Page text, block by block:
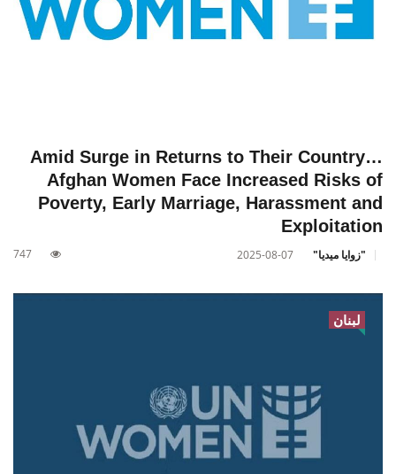
Amid Surge in Returns to Their Country…
Afghan Women Face Increased Risks of
Poverty, Early Marriage, Harassment and
Exploitation
"زوايا ميديا" 2025-08-07
747
لبنان